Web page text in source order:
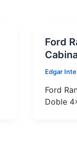
Ford
Edgar
Ford
Doble